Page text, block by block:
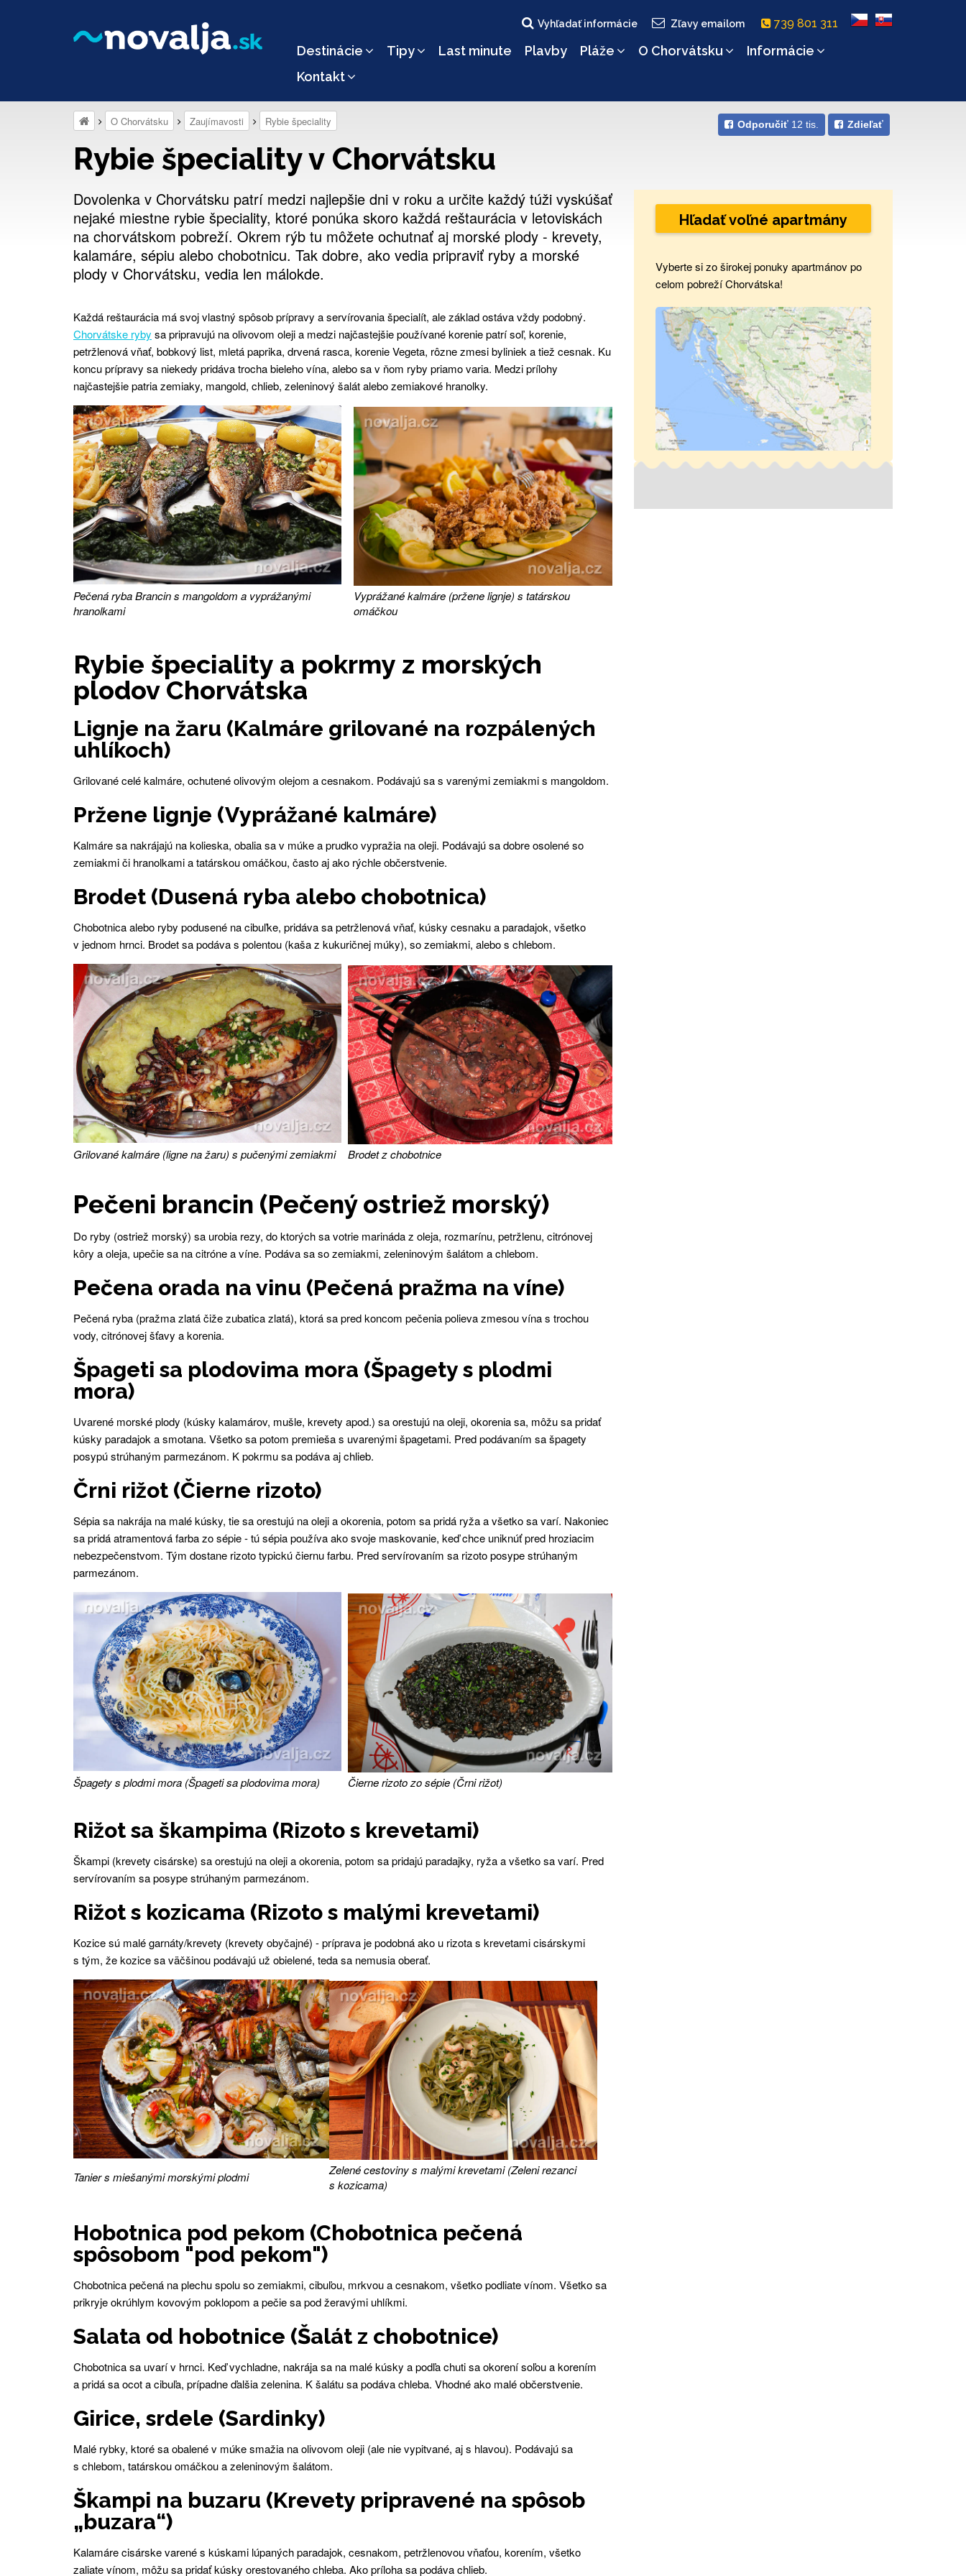
Vyhľadať informácie Zľavy emailom 739 801 311
Destinácie Tipy Last minute Plavby Pláže O Chorvátsku
Informácie
Kontakt
Odporučiť 12 tis. Zdieľať
O Chorvátsku Zaujímavosti Rybie špeciality
Rybie špeciality v Chorvátsku
Dovolenka v Chorvátsku patrí medzi najlepšie dni v roku a určite každý túži vyskúšať
nejaké miestne rybie špeciality, ktoré ponúka skoro každá reštaurácia v letoviskách
na chorvátskom pobreží. Okrem rýb tu môžete ochutnať aj morské plody - krevety,
kalamáre, sépiu alebo chobotnicu. Tak dobre, ako vedia pripraviť ryby a morské
plody v Chorvátsku, vedia len málokde.
Každá reštaurácia má svoj ​​vlastný spôsob prípravy a servírovania špecialít, ale základ ostáva vždy podobný.
Chorvátske ryby sa pripravujú na olivovom oleji a medzi najčastejšie používané korenie patrí soľ, korenie,
petržlenová vňať, bobkový list, mletá paprika, drvená rasca, korenie Vegeta, rôzne zmesi byliniek a tiež cesnak. Ku
koncu prípravy sa niekedy pridáva trocha bieleho vína, alebo sa v ňom ryby priamo varia. Medzi prílohy
najčastejšie patria zemiaky, mangold, chlieb, zeleninový šalát alebo zemiakové hranolky.
Pečená ryba Brancin s mangoldom a vyprážanými
hranolkami
Vyprážané kalmáre (pržene lignje) s tatárskou
omáčkou
Rybie špeciality a pokrmy z morských
plodov Chorvátska
Lignje na žaru (Kalmáre grilované na rozpálených
uhlíkoch)
Grilované celé kalmáre, ochutené olivovým olejom a cesnakom. Podávajú sa s varenými zemiakmi s mangoldom.
Pržene lignje (Vyprážané kalmáre)
Kalmáre sa nakrájajú na kolieska, obalia sa v múke a prudko vypražia na oleji. Podávajú sa dobre osolené so
zemiakmi či hranolkami a tatárskou omáčkou, často aj ako rýchle občerstvenie.
Brodet (Dusená ryba alebo chobotnica)
Chobotnica alebo ryby podusené na cibuľke, pridáva sa petržlenová vňať, kúsky cesnaku a paradajok, všetko
v jednom hrnci. Brodet sa podáva s polentou (kaša z kukuričnej múky), so zemiakmi, alebo s chlebom.
Grilované kalmáre (ligne na žaru) s pučenými zemiakmi Brodet z chobotnice
Pečeni brancin (Pečený ostriež morský)
Do ryby (ostriež morský) sa urobia rezy, do ktorých sa votrie marináda z oleja, rozmarínu, petržlenu, citrónovej
kôry a oleja, upečie sa na citróne a víne. Podáva sa so zemiakmi, zeleninovým šalátom a chlebom.
Pečena orada na vinu (Pečená pražma na víne)
Pečená ryba (pražma zlatá čiže zubatica zlatá), ktorá sa pred koncom pečenia polieva zmesou vína s trochou
vody, citrónovej šťavy a korenia.
Špageti sa plodovima mora (Špagety s plodmi
mora)
Uvarené morské plody (kúsky kalamárov, mušle, krevety apod.) sa orestujú na oleji, okorenia sa, môžu sa pridať
kúsky paradajok a smotana. Všetko sa potom premieša s uvarenými špagetami. Pred podávaním sa špagety
posypú strúhaným parmezánom. K pokrmu sa podáva aj chlieb.
Črni rižot (Čierne rizoto)
Sépia sa nakrája na malé kúsky, tie sa orestujú na oleji a okorenia, potom sa pridá ryža a všetko sa varí. Nakoniec
sa pridá atramentová farba zo sépie - tú sépia používa ako svoje maskovanie, keď chce uniknúť pred hroziacim
nebezpečenstvom. Tým dostane rizoto typickú čiernu farbu. Pred servírovaním sa rizoto posype strúhaným
parmezánom.
Špagety s plodmi mora (Špageti sa plodovima mora) Čierne rizoto zo sépie (Črni rižot)
Rižot sa škampima (Rizoto s krevetami)
Škampi (krevety cisárske) sa orestujú na oleji a okorenia, potom sa pridajú paradajky, ryža a všetko sa varí. Pred
servírovaním sa posype strúhaným parmezánom.
Rižot s kozicama (Rizoto s malými krevetami)
Kozice sú malé garnáty/krevety (krevety obyčajné) - príprava je podobná ako u rizota s krevetami cisárskymi
s tým, že kozice sa väčšinou podávajú už obielené, teda sa nemusia oberať.
Tanier s miešanými morskými plodmi
Zelené cestoviny s malými krevetami (Zeleni rezanci
s kozicama)
Hobotnica pod pekom (Chobotnica pečená
spôsobom "pod pekom")
Chobotnica pečená na plechu spolu so zemiakmi, cibuľou, mrkvou a cesnakom, všetko podliate vínom. Všetko sa
prikryje okrúhlym kovovým poklopom a pečie sa pod žeravými uhlíkmi.
Salata od hobotnice (Šalát z chobotnice)
Chobotnica sa uvarí v hrnci. Keď vychladne, nakrája sa na malé kúsky a podľa chuti sa okorení soľou a korením
a pridá sa ocot a cibuľa, prípadne ďalšia zelenina. K šalátu sa podáva chleba. Vhodné ako malé občerstvenie.
Girice, srdele (Sardinky)
Malé rybky, ktoré sa obalené v múke smažia na olivovom oleji (ale nie vypitvané, aj s hlavou). Podávajú sa
s chlebom, tatárskou omáčkou a zeleninovým šalátom.
Škampi na buzaru (Krevety pripravené na spôsob
„buzara“)
Kalamáre cisárske varené s kúskami lúpaných paradajok, cesnakom, petržlenovou vňaťou, korením, všetko
zaliate vínom, môžu sa pridať kúsky orestovaného chleba. Ako príloha sa podáva chlieb.
Hľadať voľné apartmány
Vyberte si zo širokej ponuky apartmánov po
celom pobreží Chorvátska!